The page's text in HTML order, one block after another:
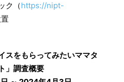
ク（https://nipt-
スをもらってみたいママタ
」調査概要